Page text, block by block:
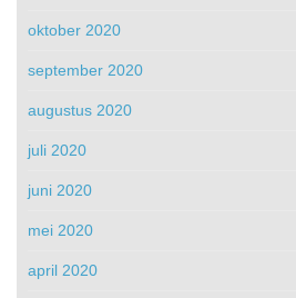
oktober 2020
september 2020
augustus 2020
juli 2020
juni 2020
mei 2020
april 2020